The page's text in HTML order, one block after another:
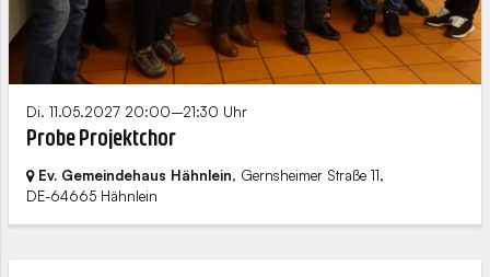
Di. 11.05.2027 20:00–21:30 Uhr
Probe Projektchor
Ev. Gemeindehaus Hähnlein, Gernsheimer Straße 11,
DE-64665 Hähnlein